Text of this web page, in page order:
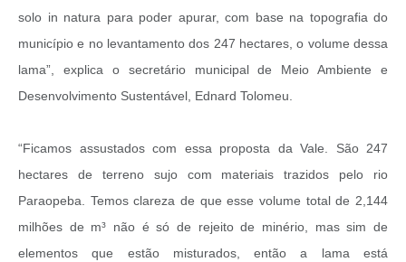
solo in natura para poder apurar, com base na topografia do
município e no levantamento dos 247 hectares, o volume dessa
lama”, explica o secretário municipal de Meio Ambiente e
Desenvolvimento Sustentável, Ednard Tolomeu.
“Ficamos assustados com essa proposta da Vale. São 247
hectares de terreno sujo com materiais trazidos pelo rio
Paraopeba. Temos clareza de que esse volume total de 2,144
milhões de m³ não é só de rejeito de minério, mas sim de
elementos que estão misturados, então a lama está